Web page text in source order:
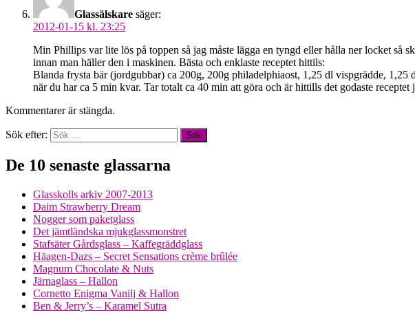
Glassälskare säger:
2012-01-15 kl. 23:25
Min Phillips var lite lös på toppen så jag måste lägga en tyngd eller hålla ner locket så
innan man häller den i maskinen. Bästa och enklaste receptet hittils:
Blanda frysta bär (jordgubbar) ca 200g, 200g philadelphiaost, 1,25 dl vispgrädde,
när du har ca 5 min kvar. Tar totalt ca 40 min att göra och är hittills det godaste receptet
Kommentarer är stängda.
Sök efter:
De 10 senaste glassarna
Glasskolls arkiv 2007-2013
Daim Strawberry Dream
Nogger som paketglass
Det jämtländska mjukglassmonstret
Stafsäter Gårdsglass – Kaffegräddglass
Häagen-Dazs – Secret Sensations crème brûlée
Magnum Chocolate & Nuts
Järnaglass – Hallon
Cornetto Enigma Vanilj & Hallon
Ben & Jerry’s – Karamel Sutra